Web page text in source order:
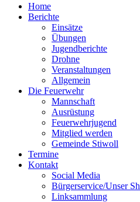
Home
Berichte
Einsätze
Übungen
Jugendberichte
Drohne
Veranstaltungen
Allgemein
Die Feuerwehr
Mannschaft
Ausrüstung
Feuerwehrjugend
Mitglied werden
Gemeinde Stiwoll
Termine
Kontakt
Social Media
Bürgerservice/Unser
Linksammlung